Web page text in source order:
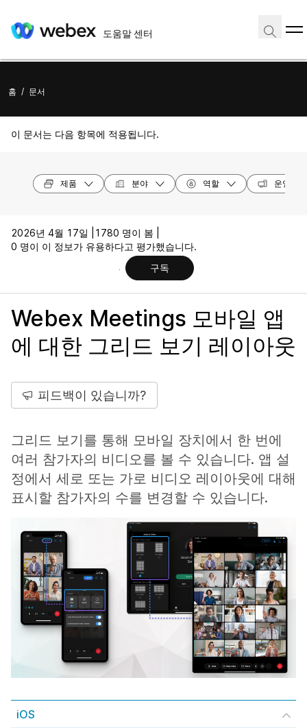
도움말 센터
홈 / 문서
이 문서는 다음 항목에 적용됩니다.
제품 분야 역할 운영 체
2026년 4월 17일 |
1780 명이 봄 |
0 명이 이 정보가 유용하다고 평가했습니다.
구독
Webex Meetings 모바일 앱
에 대한 그리드 보기 레이아웃
피드백이 있습니까?
그리드 보기를 통해 모바일 장치에서 한 번에
여러 참가자의 비디오를 볼 수 있습니다. 앱 설
정에서 세로 또는 가로 비디오 레이아웃에 대해
표시할 참가자의 수를 변경할 수 있습니다.
iOS